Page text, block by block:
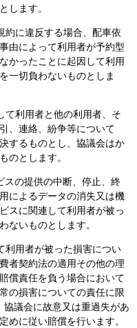
します。
に違反する場合、配車依
由によって利用者が予約型
かったことに起因して利用
一切負わないものとしま
利用者と他の利用者、そ
、連絡、紛争等について
するものとし、協議会はか
のとします。
の提供の中断、停止、終
によるデータの消失又は機
スに関連して利用者が被っ
ないものとします。
用者が被った損害につい
者契約法の適用その他の理
償責任を負う場合において
の損害についての責任に限
議会に故意又は重過失があ
めに従い賠償を行います。